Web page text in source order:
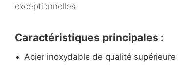
exceptionnelles.
Caractéristiques principales :
Acier inoxydable de qualité supérieure